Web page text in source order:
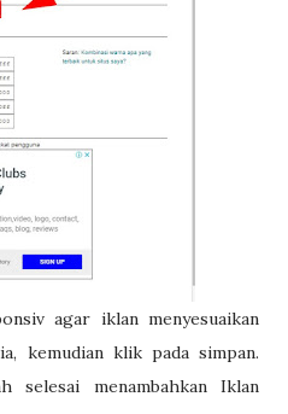
agar iklan menyesuaikan
kemudian klik pada simpan.
selesai menambahkan Iklan